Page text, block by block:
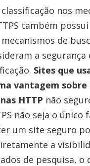
nos
também possui
de
a segurança
Sites que
vantagem
HTTP não
não seja o único
um site seguro
a
de pesquisa, o